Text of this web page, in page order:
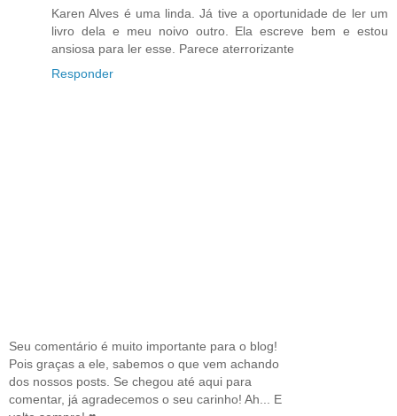
Karen Alves é uma linda. Já tive a oportunidade de ler um
livro dela e meu noivo outro. Ela escreve bem e estou
ansiosa para ler esse. Parece aterrorizante
Responder
Seu comentário é muito importante para o blog!
Pois graças a ele, sabemos o que vem achando
dos nossos posts. Se chegou até aqui para
comentar, já agradecemos o seu carinho! Ah... E